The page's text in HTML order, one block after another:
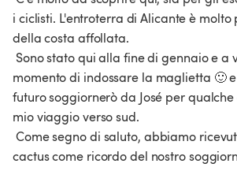
i ciclisti. L'entroterra di Alicante è molto
della costa affollata.
momento di indossare la maglietta 🙂
futuro soggiornerò da José per
mio viaggio verso sud.
cactus come ricordo del nostro